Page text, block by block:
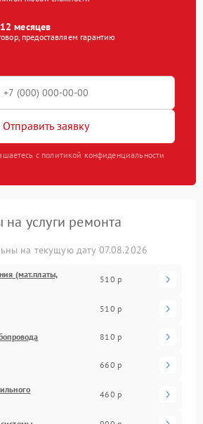
месяцев
предоставляем гарантию
Отправить заявку
с политикой конфиденциальности
услуги ремонта
на текущую дату 07.08.2026
(мат.платы,
510 р
510 р
810 р
660 р
460 р